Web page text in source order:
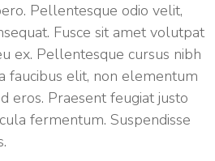
Pellentesque odio velit,
Fusce sit amet volutpat
ex. Pellentesque cursus nibh
faucibus elit, non elementum
eros. Praesent feugiat justo
fermentum. Suspendisse